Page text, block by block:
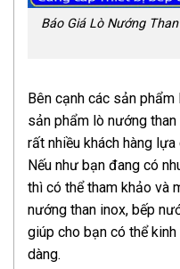
Báo Giá Lò Nướng
Bên cạnh các sản
sản phẩm lò nướng
rất nhiều khách hàng lựa
Nếu như bạn đang có
thì có thể tham khảo và
nướng than inox, bếp
giúp cho bạn có thể
dàng.